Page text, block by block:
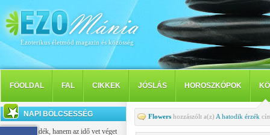
Ezoterikus életmód magazin és közösség
FÖOLDAL FAL CIKKEK JÓSLÁS HOROSZKÓPOK
NAPI BÖLCSESSÉG
Nem a szándék, hanem az idő vet véget
Flowers hozzászólt a(z) A hatodik érzék